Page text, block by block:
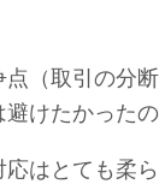
（取引の分
けたかった
応はとても柔